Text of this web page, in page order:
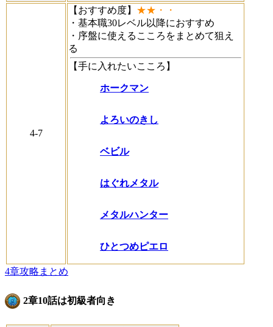
4-7
【おすすめ度】 ★★・・
・基本職30レベル以降におすすめ
・序盤に使えるこころをまとめて狙え
る
【手に入れたいこころ】
ホークマン
よろいのきし
ベビル
はぐれメタル
メタルハンター
ひとつめピエロ
4章攻略まとめ
2章10話は初級者向き